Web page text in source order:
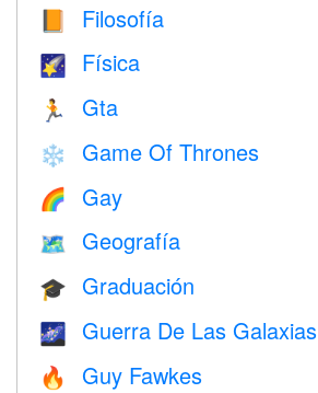
📙 Filosofía
🌠 Física
🏃 Gta
❄️ Game Of Thrones
🌈 Gay
🗺 Geografía
🎓 Graduación
🌌 Guerra De Las Galaxias
🔥 Guy Fawkes